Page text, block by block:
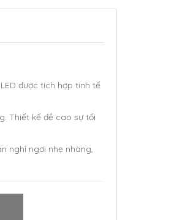
được tích hợp tinh tế
Thiết kế đề cao sự tối
nghỉ ngơi nhẹ nhàng,